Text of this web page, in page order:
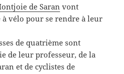
de Saran vont
vélo pour se rendre à leur
de quatrième sont
de leur professeur, de la
et de cyclistes de